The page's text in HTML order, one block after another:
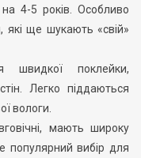
4-5 років. Особливо
які ще шукають «свій»
швидкої поклейки,
Легко піддаються
вологи.
мають широку
популярний вибір для